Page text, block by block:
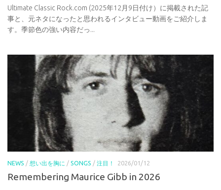
Ultimate Classic Rock.com (2025年12月9日付け）に掲載された記
事と、元ネタになったと思われるインタビュー動画をご紹介しま
す。季節色の強い内容だっ...
NEWS / 想い出を胸に / SONGS / 注目！ 2026/01/12
Remembering Maurice Gibb in 2026